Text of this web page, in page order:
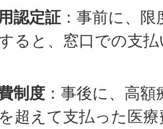
認定証 ：事前に、
ると、窓口での支
制度 ：事後に、高
超えて支払った医